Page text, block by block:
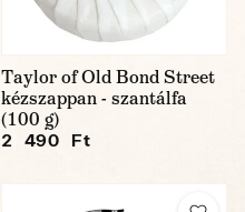
Taylor of Old Bond Street
kézszappan - szantálfa
(100 g)
2 490 Ft